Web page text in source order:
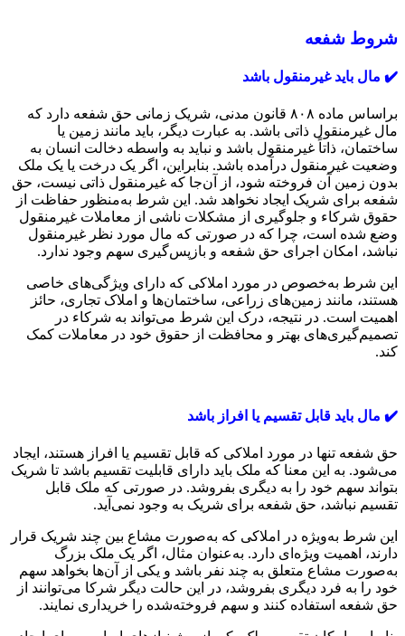
شروط شفعه
✔️ مال باید غیرمنقول باشد
براساس ماده ۸۰۸ قانون مدنی، شریک زمانی حق شفعه دارد که
مال غیرمنقول ذاتی باشد. به عبارت دیگر، باید مانند زمین یا
ساختمان، ذاتاً غیرمنقول باشد و نباید به واسطه دخالت انسان به
وضعیت غیرمنقول درآمده باشد. بنابراین، اگر یک درخت یا یک ملک
بدون زمین آن فروخته شود، از آن‌جا که غیرمنقول ذاتی نیست، حق
شفعه برای شریک ایجاد نخواهد شد. این شرط به‌منظور حفاظت از
حقوق شرکاء و جلوگیری از مشکلات ناشی از معاملات غیرمنقول
وضع شده است، چرا که در صورتی که مال مورد نظر غیرمنقول
نباشد، امکان اجرای حق شفعه و بازپس‌گیری سهم وجود ندارد.
این شرط به‌خصوص در مورد املاکی که دارای ویژگی‌های خاصی
هستند، مانند زمین‌های زراعی، ساختمان‌ها و املاک تجاری، حائز
اهمیت است. در نتیجه، درک این شرط می‌تواند به شرکاء در
تصمیم‌گیری‌های بهتر و محافظت از حقوق خود در معاملات کمک
کند.
✔️ مال باید قابل تقسیم یا افراز باشد
حق شفعه تنها در مورد املاکی که قابل تقسیم یا افراز هستند، ایجاد
می‌شود. به این معنا که ملک باید دارای قابلیت تقسیم باشد تا شریک
بتواند سهم خود را به دیگری بفروشد. در صورتی که ملک قابل
تقسیم نباشد، حق شفعه برای شریک به وجود نمی‌آید.
این شرط به‌ویژه در املاکی که به‌صورت مشاع بین چند شریک قرار
دارند، اهمیت ویژه‌ای دارد. به‌عنوان مثال، اگر یک ملک بزرگ
به‌صورت مشاع متعلق به چند نفر باشد و یکی از آن‌ها بخواهد سهم
خود را به فرد دیگری بفروشد، در این حالت دیگر شرکا می‌توانند از
حق شفعه استفاده کنند و سهم فروخته‌شده را خریداری نمایند.